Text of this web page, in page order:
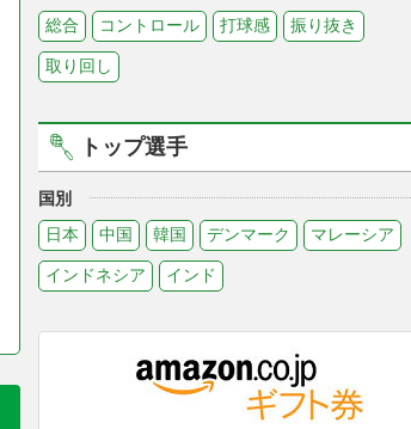
総合
コントロール 打球感 振り抜き
取り回し
トップ選手
国別
日本
中国 韓国 デンマーク マレーシア
インドネシア インド